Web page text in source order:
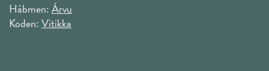
Hábmen:Árvu
Koden:Vitikka